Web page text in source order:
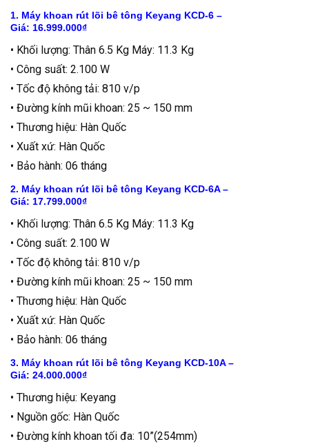
1. Máy khoan rút lõi bê tông Keyang KCD-6 –
Giá: 16.999.000₫
• Khối lượng: Thân 6.5 Kg Máy: 11.3 Kg
• Công suất: 2.100 W
• Tốc độ không tải: 810 v/p
• Đường kính mũi khoan: 25 ~ 150 mm
• Thương hiệu: Hàn Quốc
• Xuất xứ: Hàn Quốc
• Bảo hành: 06 tháng
2. Máy khoan rút lõi bê tông Keyang KCD-6A –
Giá: 17.799.000₫
• Khối lượng: Thân 6.5 Kg Máy: 11.3 Kg
• Công suất: 2.100 W
• Tốc độ không tải: 810 v/p
• Đường kính mũi khoan: 25 ~ 150 mm
• Thương hiệu: Hàn Quốc
• Xuất xứ: Hàn Quốc
• Bảo hành: 06 tháng
3. Máy khoan rút lõi bê tông Keyang KCD-10A –
Giá: 24.000.000₫
• Thương hiệu: Keyang
• Nguồn gốc: Hàn Quốc
• Đường kính khoan tối đa: 10”(254mm)